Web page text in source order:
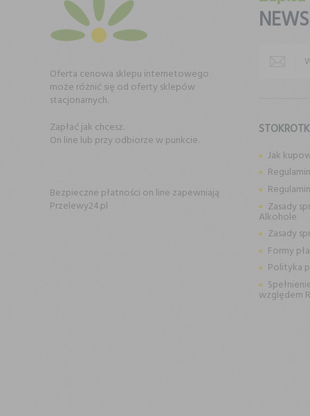
Oferta cenowa sklepu internetowego
może różnić się od oferty sklepów
stacjonarnych.
Zapłać jak chcesz.
On line lub przy odbiorze w punkcie.
Bezpieczne płatności on line zapewniają
Przelewy24.pl
Jak
Zasady
Alkohole
Zasady
Formy
Polityka
względem